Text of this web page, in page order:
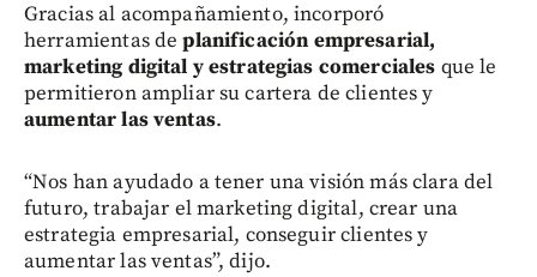
Gracias al acompañamiento, incorporó
herramientas deplanificación empresarial,
marketing digital y estrategias comerciales que le
permitieron ampliar su cartera de clientes y
aumentar las ventas.
“Nos han ayudado a tener una visión más clara del
futuro, trabajar el marketing digital, crear una
estrategia empresarial, conseguir clientes y
aumentar las ventas”, dijo.